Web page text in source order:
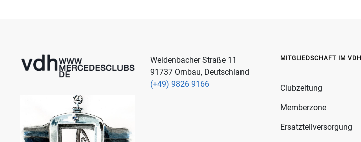
Weidenbacher Straße 11
91737 Ornbau, Deutschland
(+49) 9826 9166
MITGLIEDSCHAFT IM VDH
Clubzeitung
Memberzone
Ersatzteilversorgung